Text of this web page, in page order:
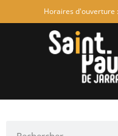
Horaires d'ouverture